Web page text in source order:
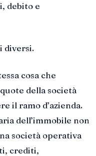
debito e
diversi.
cosa che
della società
il ramo d’azienda.
dell’immobile non
società operativa
crediti,